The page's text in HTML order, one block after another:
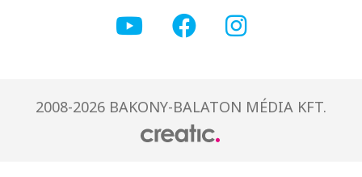
2008-2026 BAKONY-BALATON MÉDIA KFT.